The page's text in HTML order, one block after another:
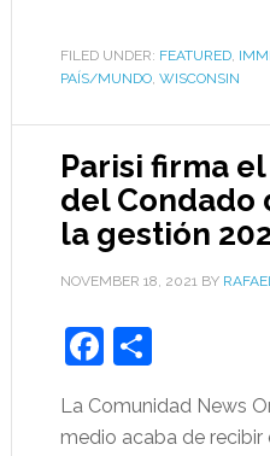
FILED UNDER: FEATURED,
PAÍS/MUNDO, WISCONSIN
Parisi firma
del Condado
la gestión
NOVEMBER 18, 2021BY
Facebook
Share
La Comunidad News
medio acaba de